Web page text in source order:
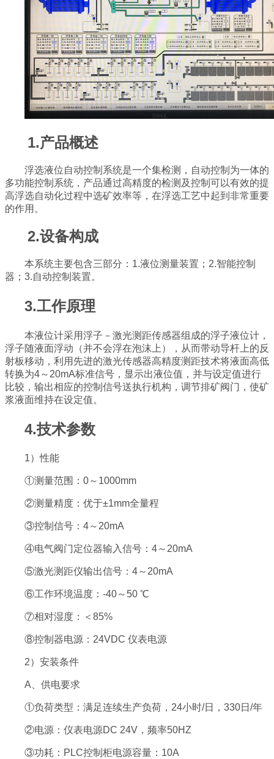
1.产品概述
浮选液位自动控制系统是一个集检测，自动控制为一体的
多功能控制系统，产品通过高精度的检测及控制可以有效的提
高浮选自动化过程中选矿效率等，在浮选工艺中起到非常重要
的作用。
2.设备构成
本系统主要包含三部分： 1.液位测量装置；2.智能控制
器；3.自动控制装置。
3.工作原理
本液位计采用浮子－激光测距传感器组成的浮子液位计，
浮子随液面浮动（并不会浮在泡沫上），从而带动导杆上的反
射板移动，利用先进的激光传感器高精度测距技术将液面高低
转换为4～20mA标准信号，显示出液位值，并与设定值进行
比较，输出相应的控制信号送执行机构，调节排矿阀门，使矿
浆液面维持在设定值。
4.技术参数
1）性能
①测量范围：0～1000mm
②测量精度：优于±1mm全量程
③控制信号：4～20mA
④电气阀门定位器输入信号：4～20mA
⑤激光测距仪输出信号：4～20mA
⑥工作环境温度：-40～50 ℃
⑦相对湿度：＜85%
⑧控制器电源：24VDC 仪表电源
2）安装条件
A、供电要求
①负荷类型：满足连续生产负荷，24小时/日，330日/年
②电源：仪表电源DC 24V，频率50HZ
③功耗：PLC控制柜电源容量：10A